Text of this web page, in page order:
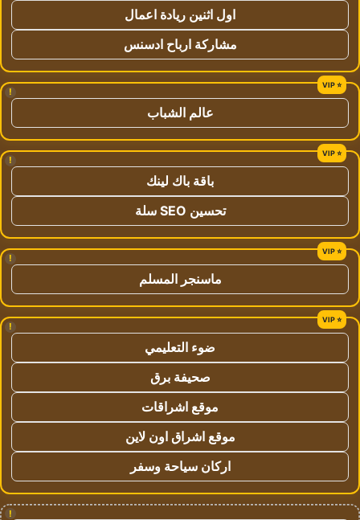
اول اثنين ريادة اعمال
مشاركة ارباح ادسنس
!
عالم الشباب
!
باقة باك لينك
تحسين SEO سلة
!
ماسنجر المسلم
!
ضوء التعليمي
صحيفة برق
موقع اشراقات
موقع اشراق اون لاين
اركان سياحة وسفر
!